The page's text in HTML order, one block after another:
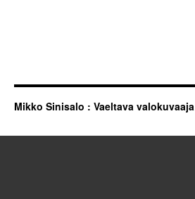
Mikko Sinisalo : Vaeltava valokuvaaja